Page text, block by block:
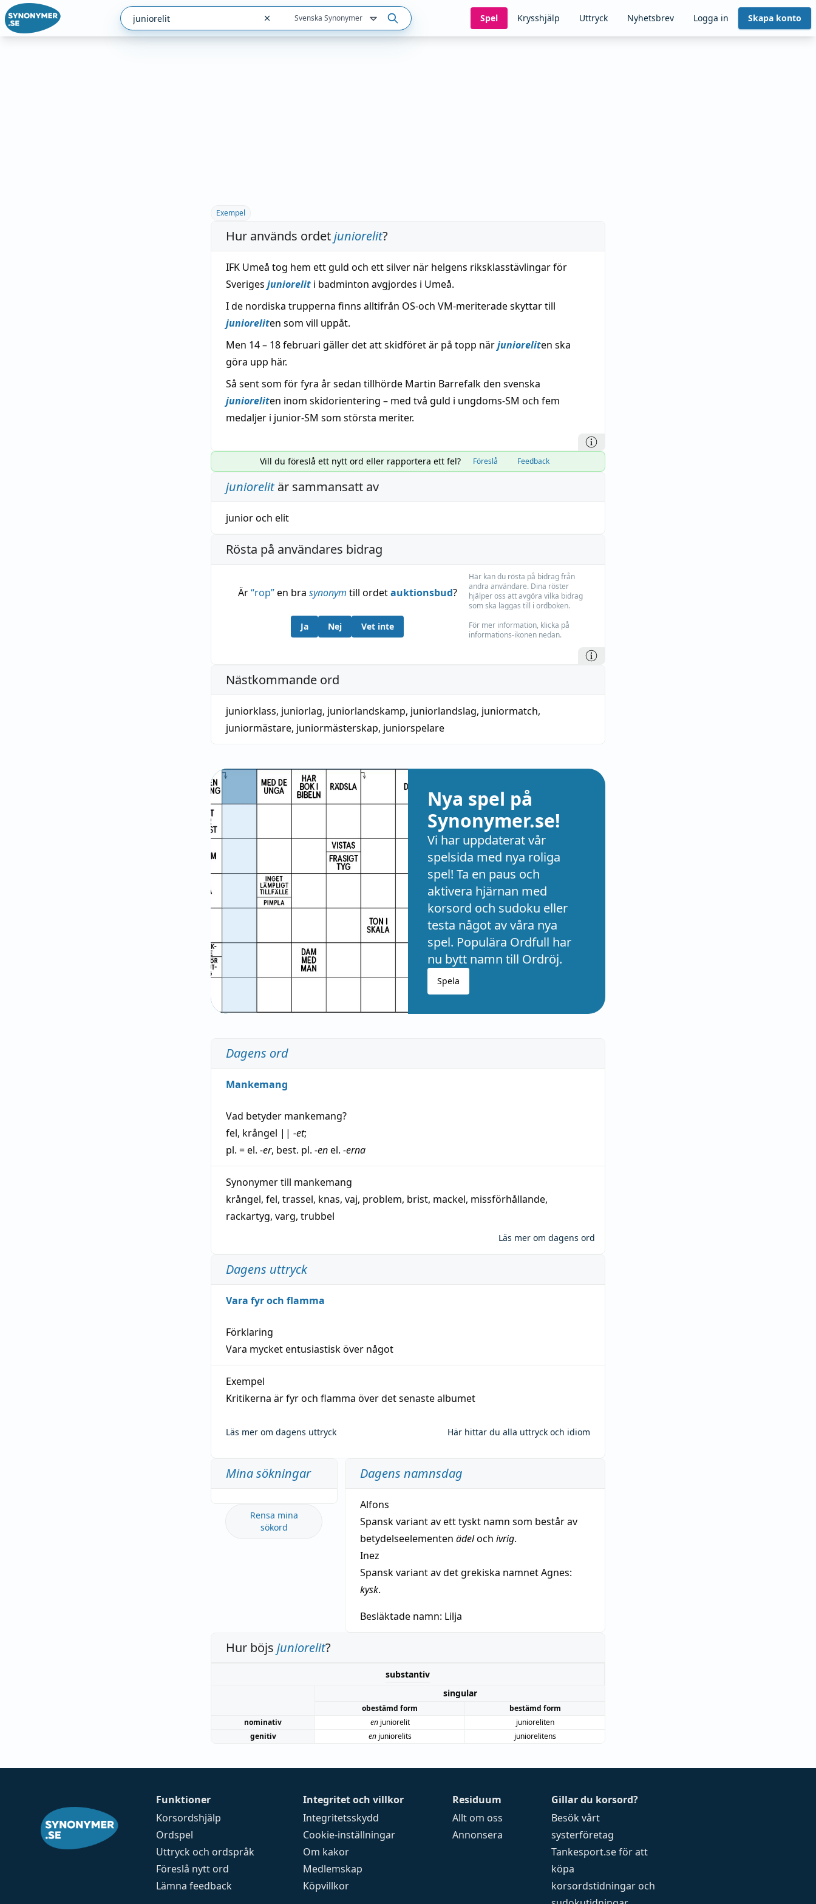
Svenska Synonymer Spel Krysshjälp Uttryck Nyhetsbrev Logga in Skapa konto
Exempel
Hur används ordetjuniorelit?
IFK Umeå tog hem ett guld och ett silver när helgens riksklasstävlingar för
Sveriges juniorelit i badminton avgjordes i Umeå.
I de nordiska trupperna finns alltifrån OS-och VM-meriterade skyttar till
junioreliten som vill uppåt.
Men 14 – 18 februari gäller det att skidföret är på topp närjunioreliten ska
göra upp här.
Så sent som för fyra år sedan tillhörde Martin Barrefalk den svenska
junioreliten inom skidorientering – med två guld i ungdoms-SM och fem
medaljer i junior-SM som största meriter.
Vill du föreslå ett nytt ord eller rapportera ett fel? Föreslå Feedback
juniorelitär sammansatt av
junioroch elit
Rösta på användares bidrag
Är“rop”en bra synonym till ordetauktionsbud?
Ja Nej Vet inte
Här kan du rösta på bidrag från
andra användare. Dina röster
hjälper oss att avgöra vilka bidrag
som ska läggas till i ordboken.
För mer information, klicka på
informations-ikonen nedan.
Nästkommande ord
juniorklass, juniorlag, juniorlandskamp, juniorlandslag, juniormatch,
juniormästare, juniormästerskap, juniorspelare
Nya spel på
Synonymer.se!
Vi har uppdaterat vår
spelsida med nya roliga
spel! Ta en paus och
aktivera hjärnan med
korsord och sudoku eller
testa något av våra nya
spel. Populära Ordfull har
nu bytt namn till Ordröj.
Spela
Dagens ord
Mankemang
Vad betyder mankemang?
fel, krångel || -et;
pl. = el. -er, best. pl. -enel. -erna
Synonymer till mankemang
krångel, fel, trassel, knas, vaj, problem, brist, mackel, missförhållande,
rackartyg, varg, trubbel
Läs mer om dagens ord
Dagens uttryck
Vara fyr och flamma
Förklaring
Vara mycket entusiastisk över något
Exempel
Kritikerna är fyr och flamma över det senaste albumet
Läs mer om dagens uttryck Här hittar du alla uttryck och idiom
Mina sökningar
Rensa mina
sökord
Dagens namnsdag
Alfons
Spansk variant av ett tyskt namn som består av
betydelseelementen ädeloch ivrig.
Inez
Spansk variant av det grekiska namnet Agnes:
kysk.
Besläktade namn: Lilja
Hur böjs juniorelit?
substantiv
singular
obestämd form
bestämd form
nominativ
enjuniorelit
junioreliten
genitiv
enjuniorelits juniorelitens
Funktioner
Korsordshjälp
Ordspel
Uttryck och ordspråk
Föreslå nytt ord
Lämna feedback
Integritet och villkor
Integritetsskydd
Cookie-inställningar
Om kakor
Medlemskap
Köpvillkor
Residuum
Allt om oss
Annonsera
Gillar du korsord?
Besök vårt
systerföretag
Tankesport.seför att
köpa
korsordstidningar och